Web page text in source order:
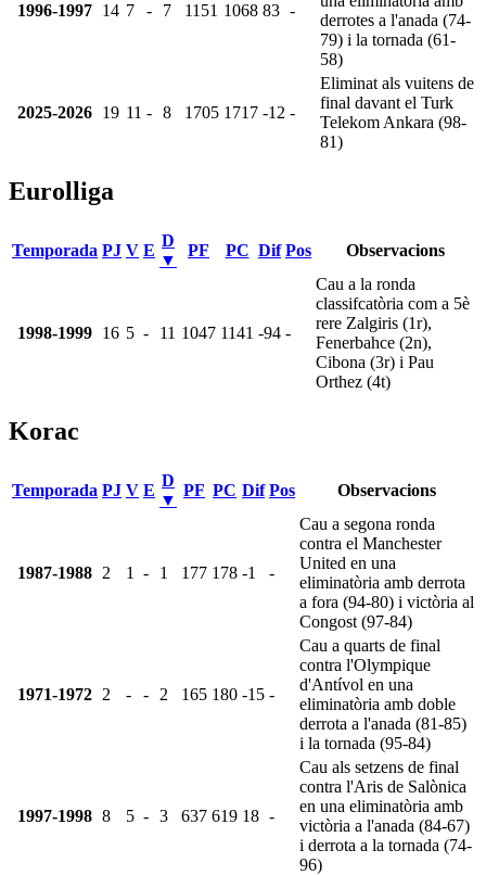
1996-1997 14 7 - 7 1151 1068 83 -
derrotes a l'anada (74-
79) i la tornada (61-
58)
2025-2026 19 11 - 8 1705 1717 -12 -
Eliminat als vuitens de
final davant el Turk
Telekom Ankara (98-
81)
Eurolliga
Temporada PJ V E
D
▼
PF PC Dif Pos Observacions
1998-1999 16 5 - 11 1047 1141 -94 -
Cau a la ronda
classifcatòria com a 5è
rere Zalgiris (1r),
Fenerbahce (2n),
Cibona (3r) i Pau
Orthez (4t)
Korac
Temporada PJ V E
D
▼
PF PC Dif Pos Observacions
1987-1988 2 1 - 1 177 178 -1 -
Cau a segona ronda
contra el Manchester
United en una
eliminatòria amb derrota
a fora (94-80) i victòria al
Congost (97-84)
1971-1972 2 - - 2 165 180 -15 -
Cau a quarts de final
contra l'Olympique
d'Antívol en una
eliminatòria amb doble
derrota a l'anada (81-85)
i la tornada (95-84)
1997-1998 8 5 - 3 637 619 18 -
Cau als setzens de final
contra l'Aris de Salònica
en una eliminatòria amb
victòria a l'anada (84-67)
i derrota a la tornada (74-
96)